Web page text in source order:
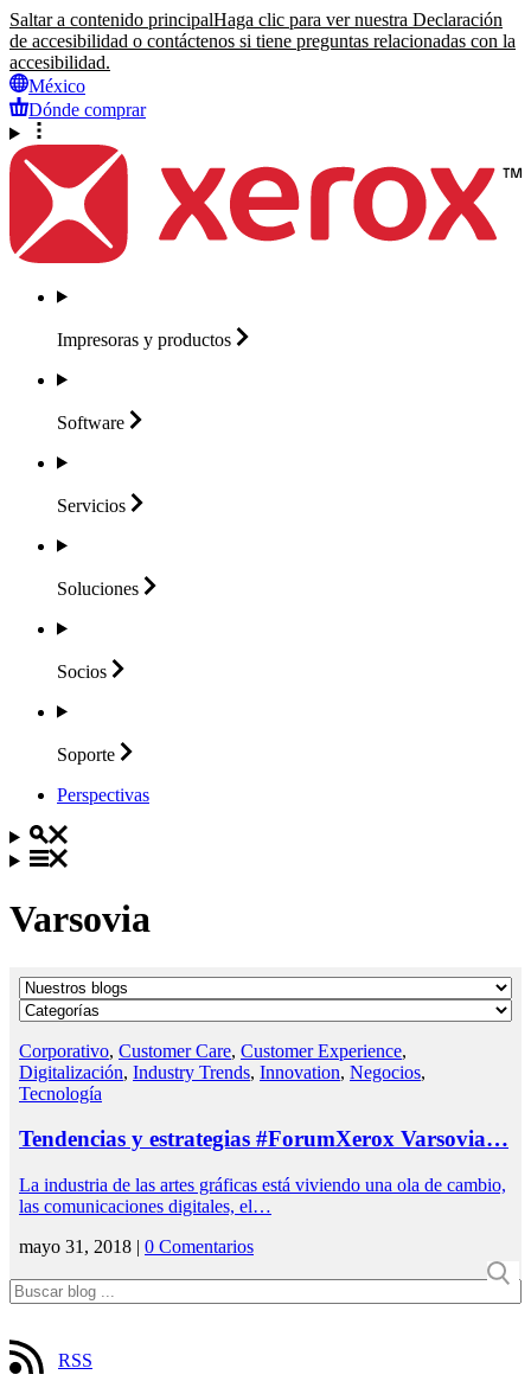
Saltar a contenido principalHaga clic para ver nuestra Declaración
de accesibilidad o contáctenos si tiene preguntas relacionadas con la
accesibilidad.
México
Dónde comprar
Impresoras y productos
Software
Servicios
Soluciones
Socios
Soporte
Perspectivas
Varsovia
Corporativo, Customer Care, Customer Experience,
Digitalización, Industry Trends, Innovation, Negocios,
Tecnología
Tendencias y estrategias #ForumXerox Varsovia…
La industria de las artes gráficas está viviendo una ola de cambio,
las comunicaciones digitales, el…
mayo 31, 2018 | 0 Comentarios
RSS